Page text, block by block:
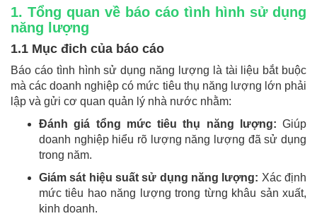
1. Tổng quan về báo cáo tình hình sử dụng
năng lượng
1.1 Mục đich của báo cáo
Báo cáo tình hình sử dụng năng lượng là tài liệu bắt buộc
mà các doanh nghiệp có mức tiêu thụ năng lượng lớn phải
lập và gửi cơ quan quản lý nhà nước nhằm:
Đánh giá tổng mức tiêu thụ năng lượng: Giúp
doanh nghiệp hiểu rõ lượng năng lượng đã sử dụng
trong năm.
Giám sát hiệu suất sử dụng năng lượng: Xác định
mức tiêu hao năng lượng trong từng khâu sản xuất,
kinh doanh.